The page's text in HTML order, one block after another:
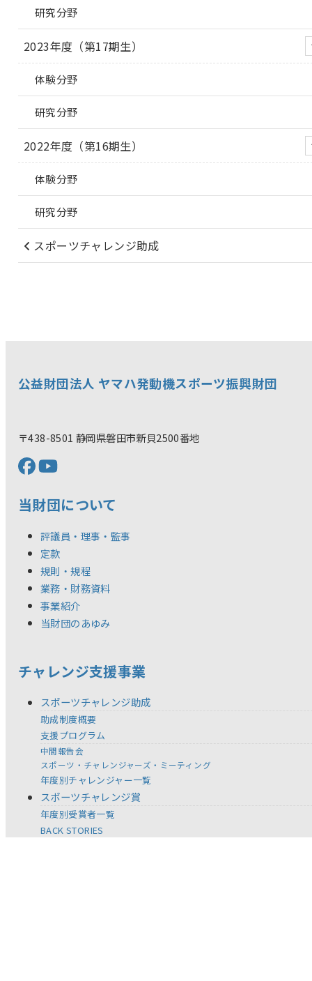
研究分野
2023年度（第17期生）
体験分野
研究分野
2022年度（第16期生）
体験分野
研究分野
スポーツチャレンジ助成
公益財団法人 ヤマハ発動機スポーツ振興財団
〒438-8501 静岡県磐田市新貝2500番地
当財団について
評議員・理事・監事
定款
規則・規程
業務・財務資料
事業紹介
当財団のあゆみ
チャレンジ支援事業
スポーツチャレンジ助成
助成制度概要
支援プログラム
中間報告会
スポーツ・チャレンジャーズ・ミーティング
年度別チャレンジャー一覧
スポーツチャレンジ賞
年度別受賞者一覧
BACK STORIES